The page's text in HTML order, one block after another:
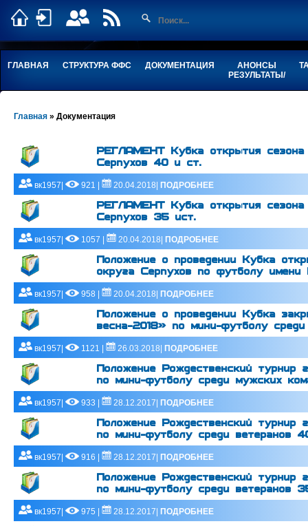
ГЛАВНАЯ СТРУКТУРА ФФС ДОКУМЕНТАЦИЯ
АНОНСЫ
РЕЗУЛЬТАТЫ/
Главная » Документация
РЕГЛАМЕНТ Кубка открытия сезона
Серпухов 40 и ст.
вк1957| 921 | 20.04.2018| ПОДРОБНЕЕ
РЕГЛАМЕНТ Кубка открытия сезона
Серпухов 35 ист.
вк1957| 1057 | 20.04.2018| ПОДРОБНЕЕ
Положение о проведении Кубка
округа Серпухов по футболу имени
вк1957| 958 | 20.04.2018| ПОДРОБНЕЕ
Положение о проведении Кубка
весна-2018» по мини-футболу
вк1957| 1121 | 26.03.2018| ПОДРОБНЕЕ
Положение Рождественский турнир
по мини-футболу среди мужских
вк1957| 933 | 28.12.2017| ПОДРОБНЕЕ
Положение Рождественский турнир
по мини-футболу среди ветеранов
вк1957| 916 | 28.12.2017| ПОДРОБНЕЕ
Положение Рождественский турнир
по мини-футболу среди ветеранов
вк1957| 975 | 28.12.2017| ПОДРОБНЕЕ